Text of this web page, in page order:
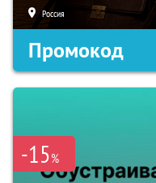
Россия
Промокод
-15%